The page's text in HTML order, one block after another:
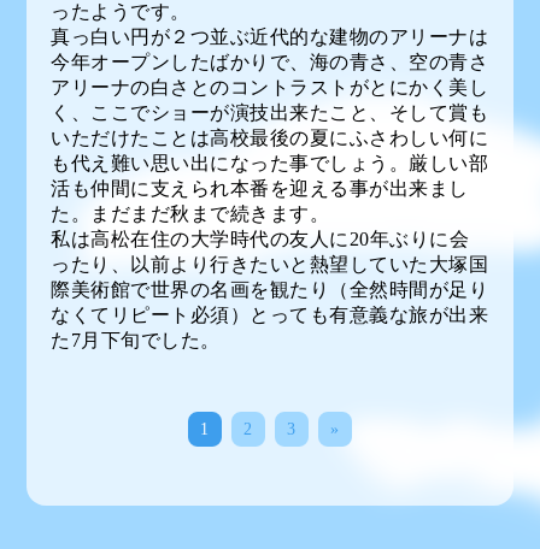
ったようです。
真っ白い円が２つ並ぶ近代的な建物のアリーナは
今年オープンしたばかりで、海の青さ、空の青さ
アリーナの白さとのコントラストがとにかく美し
く、ここでショーが演技出来たこと、そして賞も
いただけたことは高校最後の夏にふさわしい何に
も代え難い思い出になった事でしょう。厳しい部
活も仲間に支えられ本番を迎える事が出来まし
た。まだまだ秋まで続きます。
私は高松在住の大学時代の友人に20年ぶりに会
ったり、以前より行きたいと熱望していた大塚国
際美術館で世界の名画を観たり（全然時間が足り
なくてリピート必須）とっても有意義な旅が出来
た7月下旬でした。
1 2 3 »